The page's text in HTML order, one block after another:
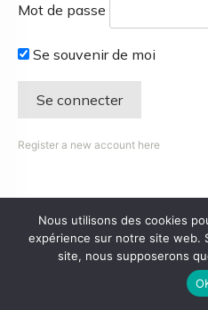
Mot de passe
Se souvenir de moi
Register a new account here
Nous utilisons des cookies
expérience sur notre site web.
site, nous supposerons